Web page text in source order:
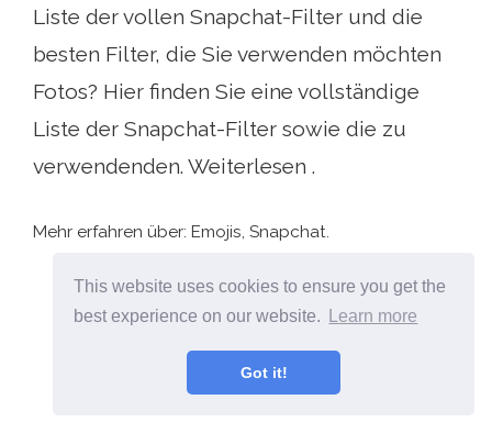
This website uses cookies to ensure you get the
best experience on our website.
Learn more
Got it!
Liste der vollen Snapchat-Filter und die
besten Filter, die Sie verwenden möchten
Fotos? Hier finden Sie eine vollständige
Liste der Snapchat-Filter sowie die zu
verwendenden. Weiterlesen .
Mehr erfahren über: Emojis, Snapchat.